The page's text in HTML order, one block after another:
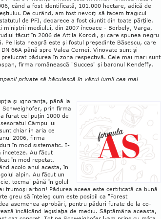
când a fost identificată, 101.000 hectare, adică de
De cu­rând, am fost nevoiţi să facem tragicul
de PFI, deoarece a fost ciuntit din toate părţile.
mi­niş­trii mediului, din 2007 încoace - Borbely, Varga,
făcut în 2006 de Attila Korodi, şi care spunea negru
Pe lista neagră este şi fostul preşedinte Bă­sescu, care
66A până spre Valea Cernei. Vinovate sunt şi
pădurea în zona res­pec­ti­vă. Cele mai mari sunt
firma românească "Suc­ces" şi baronul Kendeffy.
private să hăcuiască în văzul lumii cea mai
şi ignoranţa, până la
prin firma
fu­rat cel puţin 1000 de
Câmpu lui
chiar în aria ce
2006, firma
în mod sistematic. I-
în­ce­teze. Au făcut
în mod repetat.
acolo anul acesta, în
alpin. Au făcut un
toc­mai până în golul
fru­moşi arbori! Pădurea aceea este certificată ca bună
greu să în­ţe­leg cum este posibil ca "Forest
asemenea aprobări, pentru păduri furate de la co­­
încălcând le­gislaţia de mediu. Săptămâna aceasta,